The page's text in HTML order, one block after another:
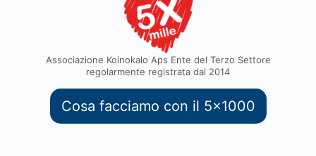
Associazione Koinokalo Aps Ente del Terzo Settore
regolarmente registrata dal 2014
Cosa facciamo con il 5x1000